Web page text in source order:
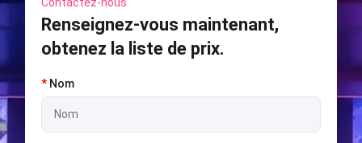
Renseignez-vous maintenant,
obtenez la liste de prix.
* Nom